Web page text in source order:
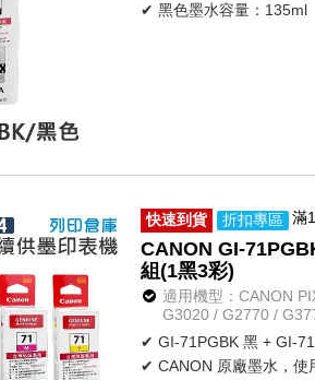
✔ 黑色墨水容量：135ml
快速到貨 折扣專區 滿
CANON GI-
組(1黑3彩)
適用機型：CANON
G3020 / G2770 /
✔ GI-71PGBK 黑 + GI-
✔ CANON 原廠墨水，使